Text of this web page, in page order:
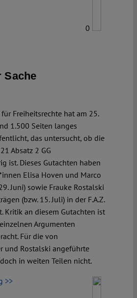
0
Sache
Freiheitsrechte hat am 25.
1.500 Seiten langes
das untersucht, ob die
Absatz 2 GG
ist. Dieses Gutachten haben
Elisa Hoven und Marco
Juni) sowie Frauke Rostalski
(bzw. 15. Juli) in der F.A.Z.
Kritik an diesem Gutachten ist
Argumenten
Für die von
und Rostalski angeführte
in weiten Teilen nicht.
>>